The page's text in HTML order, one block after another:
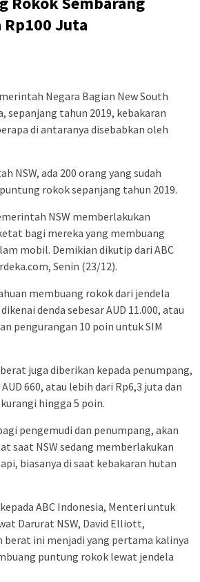
Rp100 Juta
Negara Bagian New South
sepanjang tahun 2019, kebakaran
di antaranya disebabkan oleh
NSW, ada 200 orang yang sudah
rokok sepanjang tahun 2019.
NSW memberlakukan
bagi mereka yang membuang
mobil. Demikian dikutip dari ABC
Senin (23/12).
membuang rokok dari jendela
denda sebesar AUD 11.000, atau
pengurangan 10 poin untuk SIM
juga diberikan kepada penumpang,
660, atau lebih dari Rp6,3 juta dan
hingga 5 poin.
pengemudi dan penumpang, akan
saat NSW sedang memberlakukan
biasanya di saat kebakaran hutan
ABC Indonesia, Menteri untuk
Darurat NSW, David Elliott,
berat ini menjadi yang pertama kalinya
puntung rokok lewat jendela